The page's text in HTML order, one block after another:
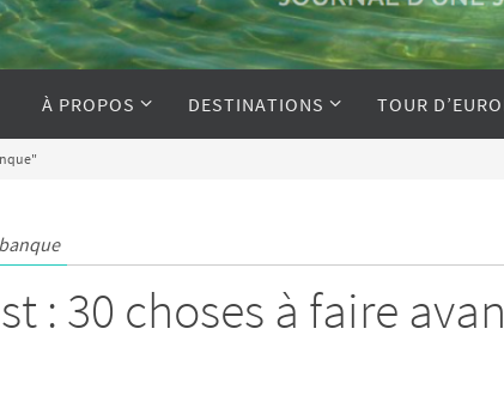
À PROPOS DESTINATIONS TOUR
banque
: 30 choses à faire